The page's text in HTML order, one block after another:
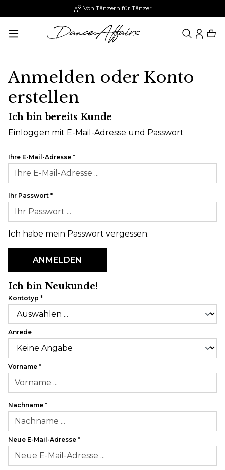
Von Tänzern für Tänzer
Anmelden oder Konto
erstellen
Ich bin bereits Kunde
Einloggen mit E-Mail-Adresse und Passwort
Ihre E-Mail-Adresse *
Ihr Passwort *
Ich habe mein Passwort vergessen.
ANMELDEN
Ich bin Neukunde!
Persönliche Informationen
Kontotyp *
Anrede
Vorname *
Nachname *
Neue E-Mail-Adresse *